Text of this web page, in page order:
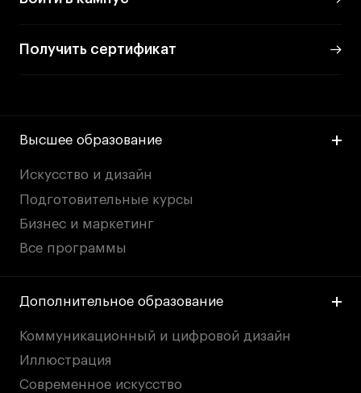
Получить сертификат
Высшее образование
Искусство и дизайн
Подготовительные курсы
Бизнес и маркетинг
Все программы
Дополнительное образование
Коммуникационный и цифровой дизайн
Иллюстрация
Современное искусство